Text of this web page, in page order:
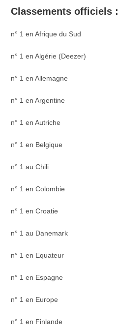
Classements officiels :
n° 1 en Afrique du Sud
n° 1 en Algérie (Deezer)
n° 1 en Allemagne
n° 1 en Argentine
n° 1 en Autriche
n° 1 en Belgique
n° 1 au Chili
n° 1 en Colombie
n° 1 en Croatie
n° 1 au Danemark
n° 1 en Equateur
n° 1 en Espagne
n° 1 en Europe
n° 1 en Finlande